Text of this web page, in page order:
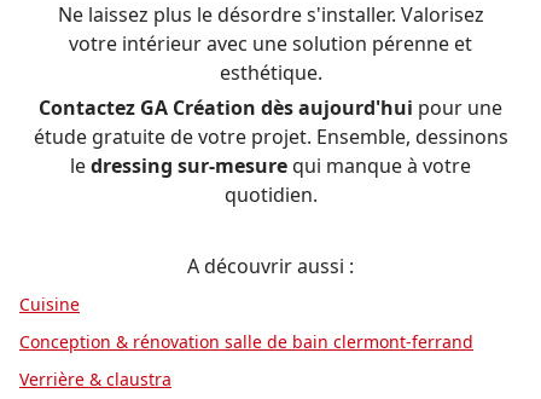
Ne laissez plus le désordre s'installer. Valorisez
votre intérieur avec une solution pérenne et
esthétique.
Contactez GA Création dès aujourd'hui pour une
étude gratuite de votre projet. Ensemble, dessinons
ledressing sur-mesurequi manque à votre
quotidien.
A découvrir aussi :
Cuisine
Conception & rénovation salle de bain clermont-ferrand
Verrière & claustra